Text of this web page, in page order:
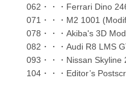
062・・・Ferrari Dino
071・・・M2 1001
078・・・Akiba's 3D
082・・・Audi R8 LMS
093・・・Nissan Skyline
104・・・Editor’s